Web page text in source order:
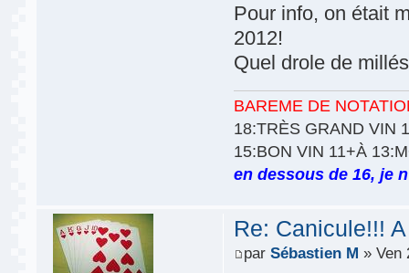
Pour info, on était
2012!
Quel drole de
BAREME DE
18:TRÈS GRAND VIN
15:BON VIN 11+À
en dessous de 16, je
Re: Canicule!!!
parSébastien M » Ven